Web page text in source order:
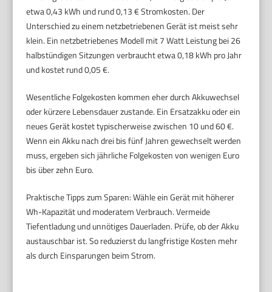
etwa 0,43 kWh und rund 0,13 € Stromkosten. Der
Unterschied zu einem netzbetriebenen Gerät ist meist sehr
klein. Ein netzbetriebenes Modell mit 7 Watt Leistung bei 26
halbstündigen Sitzungen verbraucht etwa 0,18 kWh pro Jahr
und kostet rund 0,05 €.
Wesentliche Folgekosten kommen eher durch Akkuwechsel
oder kürzere Lebensdauer zustande. Ein Ersatzakku oder ein
neues Gerät kostet typischerweise zwischen 10 und 60 €.
Wenn ein Akku nach drei bis fünf Jahren gewechselt werden
muss, ergeben sich jährliche Folgekosten von wenigen Euro
bis über zehn Euro.
Praktische Tipps zum Sparen: Wähle ein Gerät mit höherer
Wh-Kapazität und moderatem Verbrauch. Vermeide
Tiefentladung und unnötiges Dauerladen. Prüfe, ob der Akku
austauschbar ist. So reduzierst du langfristige Kosten mehr
als durch Einsparungen beim Strom.